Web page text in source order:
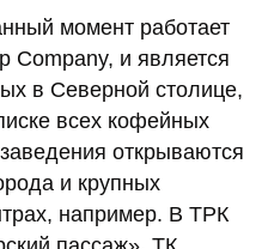
момент работает
Company, и является
в Северной столице,
всех кофейных
открываются
и крупных
например. В ТРК